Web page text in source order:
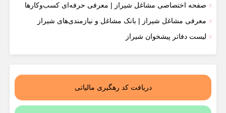
صفحه اختصاصی مشاغل شیراز | معرفی حرفه‌ای کسب‌وکارها
معرفی مشاغل شیراز | بانک مشاغل و نیازمندی‌های شیراز
لیست دفاتر پیشخوان شیراز
دریافت کد رهگیری مالیاتی